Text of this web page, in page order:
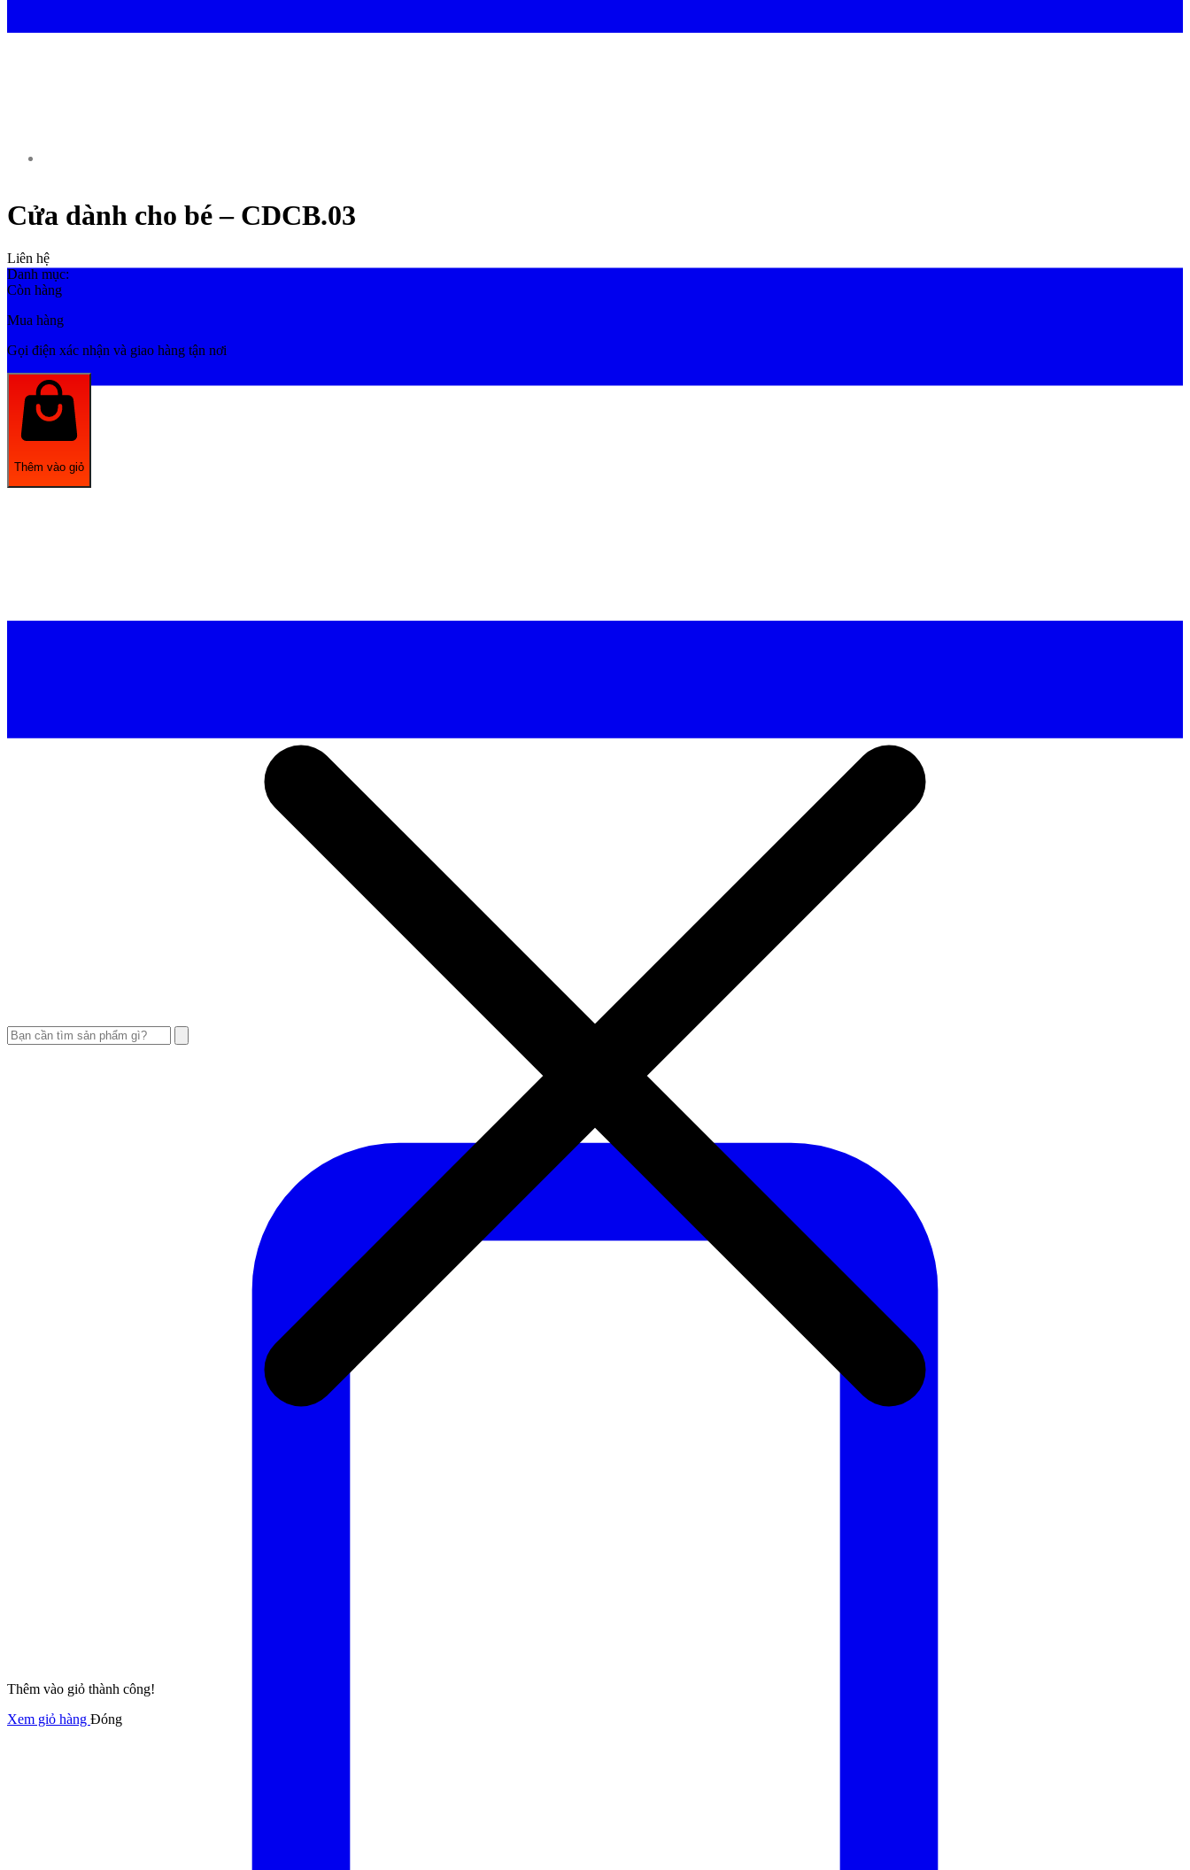
Cửa dành cho bé – CDCB.03
Liên hệ
Danh mục:
Còn hàng
Mua hàng
Gọi điện xác nhận và giao hàng tận nơi
Thêm vào giỏ
Thêm vào giỏ thành công!
Xem giỏ hàng Đóng